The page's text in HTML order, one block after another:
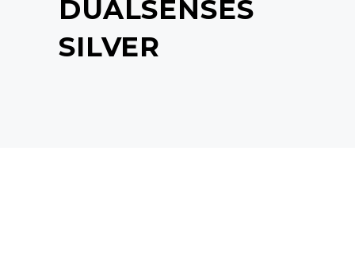
DUALSENSES
SILVER